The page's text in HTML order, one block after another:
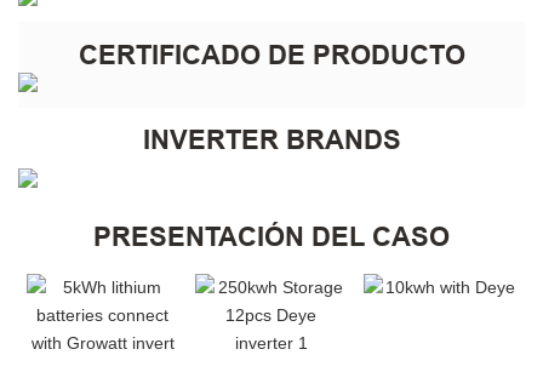
CERTIFICADO DE PRODUCTO
INVERTER BRANDS
PRESENTACIÓN DEL CASO